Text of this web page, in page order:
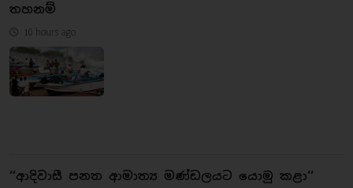
තහනම්
10 hours ago
‘‘ආදිවාසී පනත ආමාත්‍ය මණ්ඩලයට යොමු කළා‘‘